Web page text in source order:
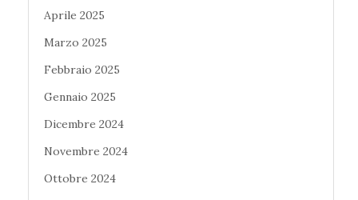
Aprile 2025
Marzo 2025
Febbraio 2025
Gennaio 2025
Dicembre 2024
Novembre 2024
Ottobre 2024